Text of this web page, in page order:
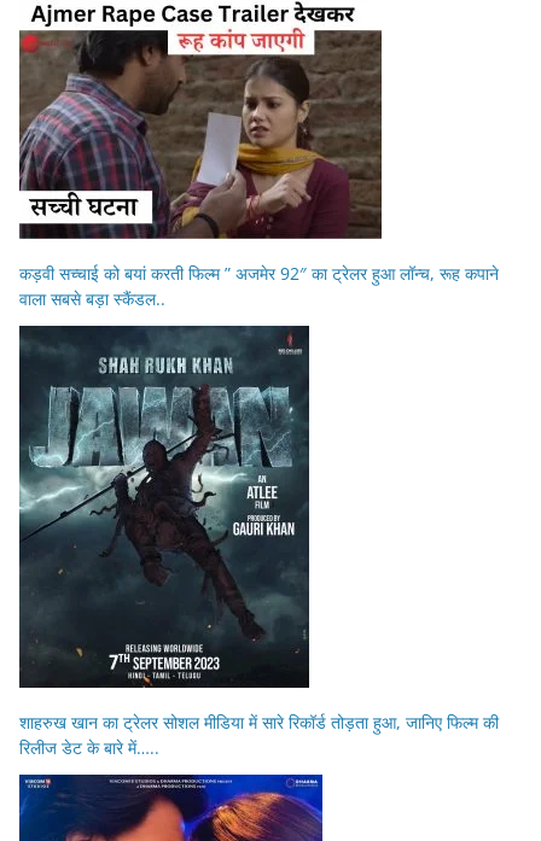
कड़वी सच्चाई को बयां करती फिल्म ” अजमेर 92″ का ट्रेलर हुआ लॉन्च, रूह कपाने
वाला सबसे बड़ा स्कैंडल..
शाहरुख खान का ट्रेलर सोशल मीडिया में सारे रिकॉर्ड तोड़ता हुआ, जानिए फिल्म की
रिलीज डेट के बारे में…..